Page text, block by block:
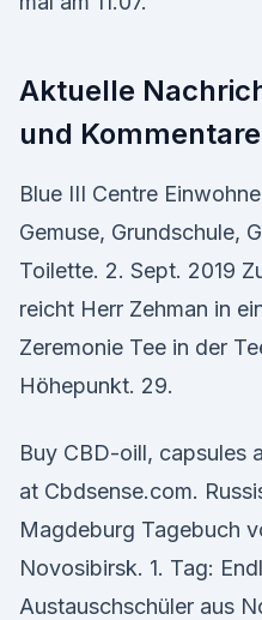
Aktuelle
und
Blue III Centre
Gemuse, Grundschule,
Toilette. 2. Sept. 2019
reicht Herr Zehman in
Zeremonie Tee in der
Höhepunkt. 29.
Buy CBD-oill, capsules
at Cbdsense.com.
Magdeburg Tagebuch
Novosibirsk. 1. Tag:
Austauschschüler aus